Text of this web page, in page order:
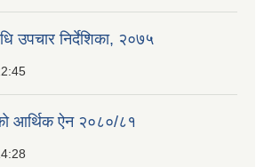
उपचार निर्देशिका, २०७५
आर्थिक ऐन २०८०/८१